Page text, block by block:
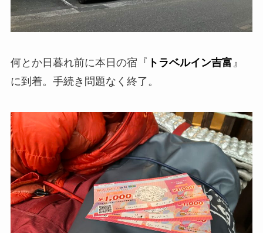
何とか日暮れ前に本日の宿『 トラベルイン吉富』
に到着。手続き問題なく終了。